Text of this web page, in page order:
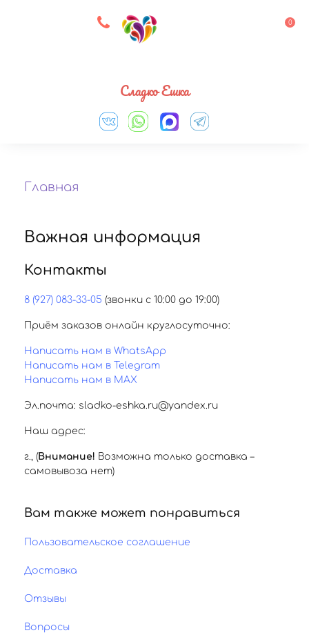
8 927 083 33 05 0
Сладко Ешка
Главная
Важная информация
Контакты
8 (927) 083-33-05 (звонки с 10:00 до 19:00)
Приём заказов онлайн круглосуточно:
Написать нам в WhatsApp
Написать нам в Telegram
Написать нам в MAX
Эл.почта: sladko-eshka.ru@yandex.ru
Наш адрес:
г. , (Внимание! Возможна только доставка –
самовывоза нет)
Вам также может понравиться
Пользовательское соглашение
Доставка
Отзывы
Вопросы